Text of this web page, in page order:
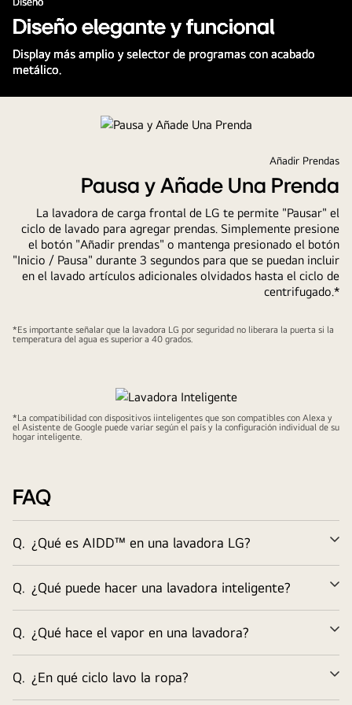
cuidado de las prendas.
Mira la película completa
Diseño elegante y funcional
Display más amplio y selector de programas con acabado
metálico.
Añadir Prendas
Pausa y Añade Una Prenda
La lavadora de carga frontal de LG te permite "Pausar" el
ciclo de lavado para agregar prendas. Simplemente presione
el botón "Añadir prendas" o mantenga presionado el botón
"Inicio / Pausa" durante 3 segundos para que se puedan incluir
en el lavado artículos adicionales olvidados hasta el ciclo de
centrifugado.*
*Es importante señalar que la lavadora LG por seguridad no liberara la puerta si la
temperatura del agua es superior a 40 grados.
ThinQ™
Lavadora Inteligente
además poder descargar ciclos adicionales. Comienza a
Mira la película completa
*La compatibilidad con dispositivos iinteligentes que son compatibles con Alexa y
el Asistente de Google puede variar según el país y la configuración individual de su
hogar inteligente.
FAQ
Q. ¿Qué es AIDD™ en una lavadora LG?
Q. ¿Qué puede hacer una lavadora inteligente?
Q. ¿Qué hace el vapor en una lavadora?
Q. ¿En qué ciclo lavo la ropa?